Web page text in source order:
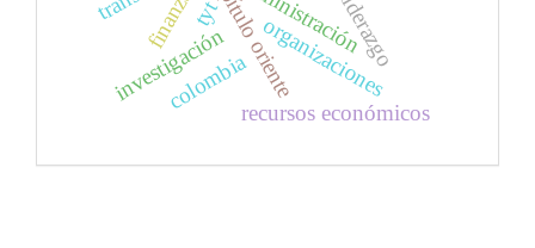
liderazgo
capítulo oriente
investigación organizaciones
colombiarecursos económicos
tyt